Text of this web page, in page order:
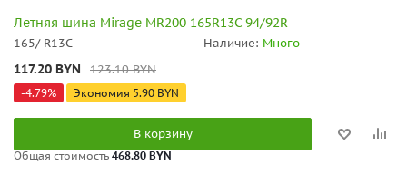
Летняя шина Mirage MR200 165R13C 94/92R
165/ R13C Наличие: Много
117.20 BYN 123.10BYN
-4.79% Экономия 5.90 BYN
В корзину
Общая стоимость 468.80 BYN